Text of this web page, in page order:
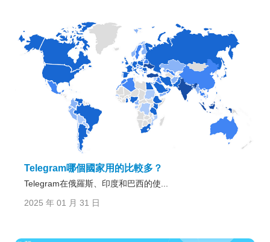
Telegram哪個國家用的比較多？
Telegram在俄羅斯、印度和巴西的使...
2025 年 01 月 31 日